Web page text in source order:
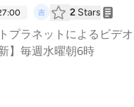
2 Stars
プラネットによるビデ
】毎週水曜朝6時